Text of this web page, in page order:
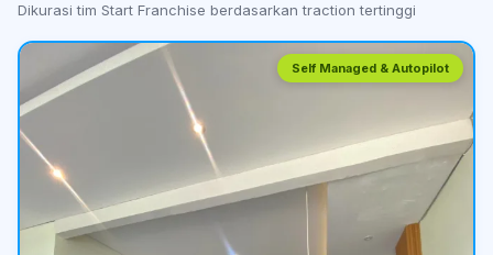
Dikurasi tim Start Franchise berdasarkan traction tertinggi
Self Managed & Autopilot